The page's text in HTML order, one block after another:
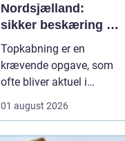
Nordsjælland:
sikker beskæring af
store træer
Topkabning er en
krævende opgave, som
ofte bliver aktuel i
sommerhusområder og
01 august 2026